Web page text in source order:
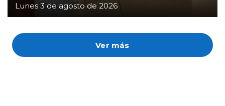
Ver más
Lunes 3 de agosto de 2026